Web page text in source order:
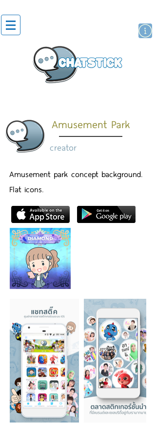
Amusement Park
creator
Amusement park concept background.
Flat icons.